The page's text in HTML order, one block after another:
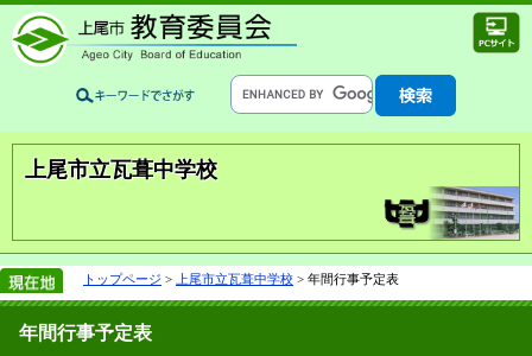
上尾市立瓦葺中学校
トップページ > 上尾市立瓦葺中学校 > 年間行事予定表
年間行事予定表